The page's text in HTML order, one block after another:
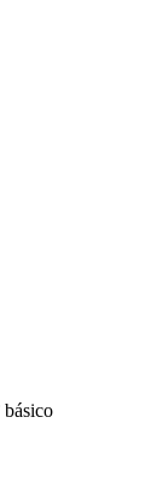
básico